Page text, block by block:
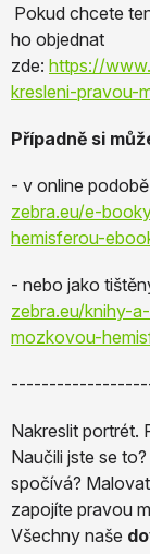
Pokud chcete
ho objednat
zde: https://
kresleni-pravou-
Případně si
- v online
zebra.eu/e-
hemisferou-
- nebo jako
zebra.eu/knihy-
mozkovou-
Nakreslit portrét.
Naučili jste se to?
spočívá?
zapojíte pravou
Všechny naše